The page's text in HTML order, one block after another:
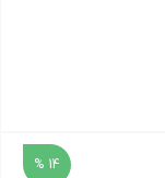
14 %